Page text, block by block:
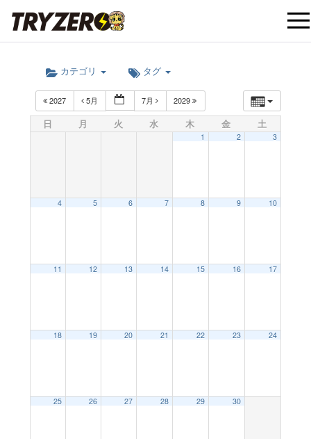
t
カテゴリ タグ
2027 5月 7月 2029
日 月 火 水 木 金 土
1 2 3
4 5 6 7 8 9 10
11 12 13 14 15 16 17
18 19 20 21 22 23 24
25 26 27 28 29 30